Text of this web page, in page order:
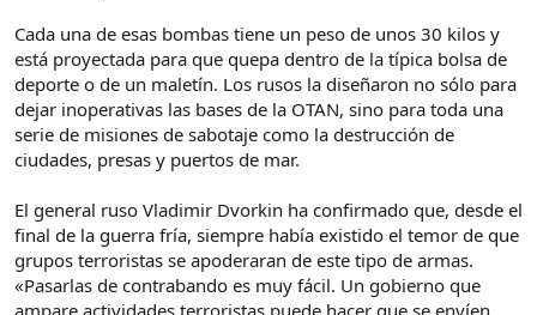
Cada una de esas bombas tiene un peso de unos 30 kilos y
está proyectada para que quepa dentro de la típica bolsa de
deporte o de un maletín. Los rusos la diseñaron no sólo para
dejar inoperativas las bases de la OTAN, sino para toda una
serie de misiones de sabotaje como la destrucción de
ciudades, presas y puertos de mar.
El general ruso Vladimir Dvorkin ha confirmado que, desde el
final de la guerra fría, siempre había existido el temor de que
grupos terroristas se apoderaran de este tipo de armas.
«Pasarlas de contrabando es muy fácil. Un gobierno que